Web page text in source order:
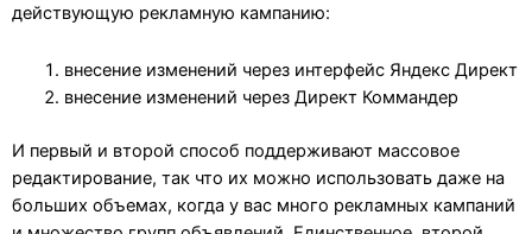
действующую рекламную кампанию:
внесение изменений через интерфейс Яндекс Директ
внесение изменений через Директ Коммандер
И первый и второй способ поддерживают массовое
редактирование, так что их можно использовать даже на
больших объемах, когда у вас много рекламных кампаний